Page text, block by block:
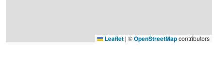
Leaflet | ©OpenStreetMapcontributors